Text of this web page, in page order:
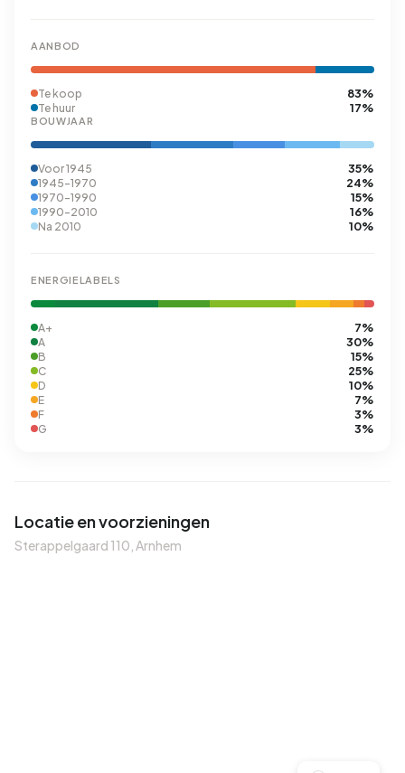
AANBOD
Te koop 83%
Te huur 17%
BOUWJAAR
Voor 1945 35%
1945-1970 24%
1970-1990 15%
1990-2010 16%
Na 2010 10%
ENERGIELABELS
A+ 7%
A 30%
B 15%
C 25%
D 10%
E 7%
F 3%
G 3%
Locatie en voorzieningen
Sterappelgaard 110, Arnhem